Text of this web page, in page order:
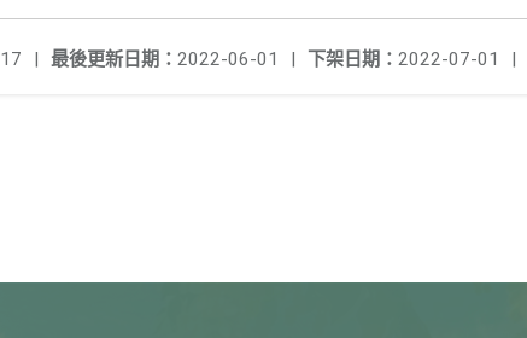
下架日期： 2022-07-01 |
最後更新日期： 2022-06-01 |
|